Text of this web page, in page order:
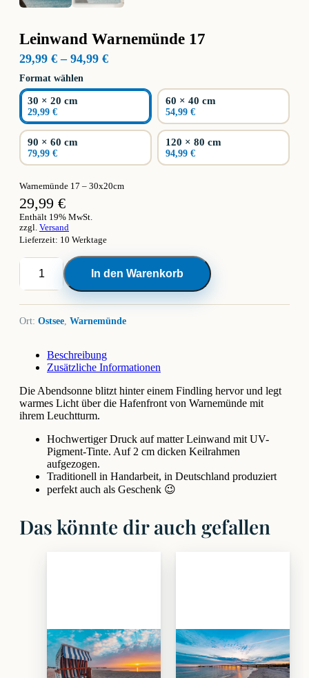
Leinwand Warnemünde 17
29,99 € – 94,99 €Preisspanne:
bis
Format wählen
30 × 20 cm
29,99 €
60 × 40 cm
54,99 €
90 × 60 cm
79,99 €
120 × 80 cm
94,99 €
Warnemünde 17 – 30x20cm
29,99 €
Enthält 19% MwSt.
zzgl. Versand
Lieferzeit: 10 Werktage
Leinwand
Warnemünde
17
In den Warenkorb
Ort: Ostsee, Warnemünde
Beschreibung
Zusätzliche Informationen
Die Abendsonne blitzt hinter einem Findling hervor und legt
warmes Licht über die Hafenfront von Warnemünde mit
ihrem Leuchtturm.
Hochwertiger Druck auf matter Leinwand mit UV-
Pigment-Tinte. Auf 2 cm dicken Keilrahmen
aufgezogen.
Traditionell in Handarbeit, in Deutschland produziert
perfekt auch als Geschenk 😉
Das könnte dir auch gefallen